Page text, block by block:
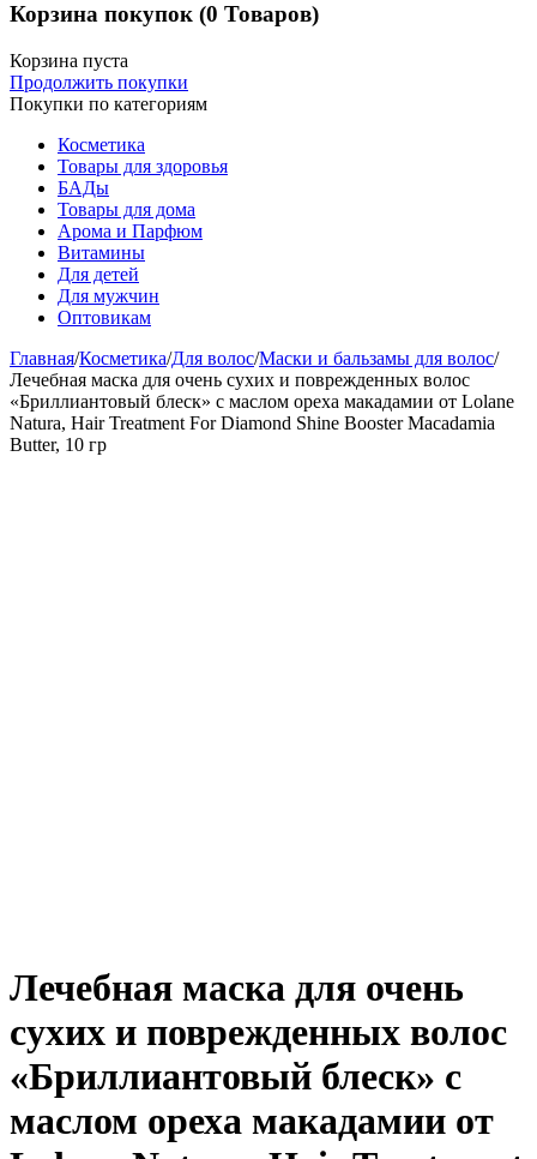
Корзина покупок (0 Товаров)
Корзина пуста
Продолжить покупки
Покупки по категориям
Косметика
Товары для здоровья
БАДы
Товары для дома
Арома и Парфюм
Витамины
Для детей
Для мужчин
Оптовикам
Главная/Косметика/Для волос/Маски и бальзамы для волос/
Лечебная маска для очень сухих и поврежденных волос
«Бриллиантовый блеск» с маслом ореха макадамии от Lolane
Natura, Hair Treatment For Diamond Shine Booster Macadamia
Butter, 10 гр
Лечебная маска для очень
сухих и поврежденных волос
«Бриллиантовый блеск» с
маслом ореха макадамии от